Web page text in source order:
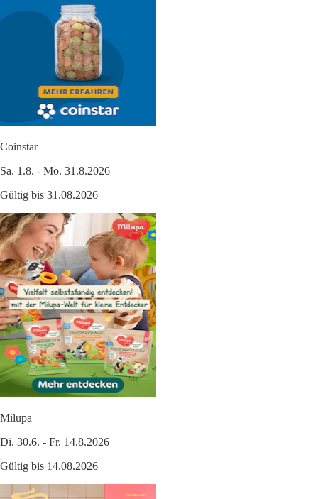
Coinstar
Sa. 1.8. - Mo. 31.8.2026
Gültig bis 31.08.2026
Milupa
Di. 30.6. - Fr. 14.8.2026
Gültig bis 14.08.2026